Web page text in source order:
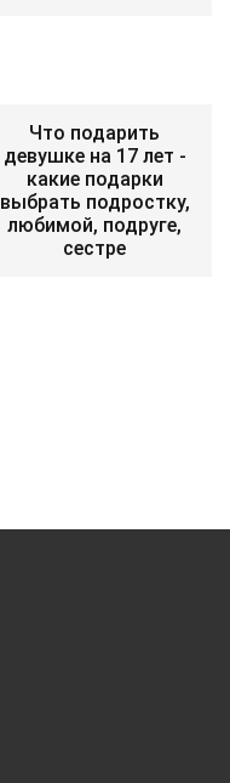
Что подарить
девушке на 17 лет -
какие подарки
выбрать подростку,
любимой, подруге,
сестре